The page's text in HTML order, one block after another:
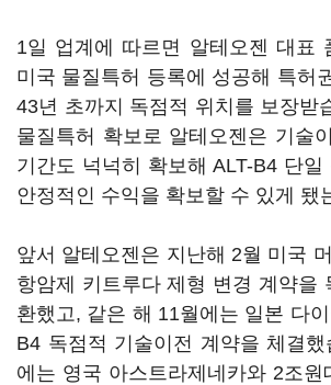
1일 업계에 따르면 알테오젠 대표
미국 물질특허 등록에 성공해 특허
43년 초까지 독점적 위치를 보장받
물질특허 확보로 알테오젠은 기술
기간도 넉넉히 확보해 ALT-B4 단
안정적인 수익을 확보할 수 있게 됐
앞서 알테오젠은 지난해 2월 미국
항암제 키트루다 제형 변경 계약을
환했고, 같은 해 11월에는 일본 다
B4 독점적 기술이전 계약을 체결했
에는 영국 아스트라제네카와 2조원